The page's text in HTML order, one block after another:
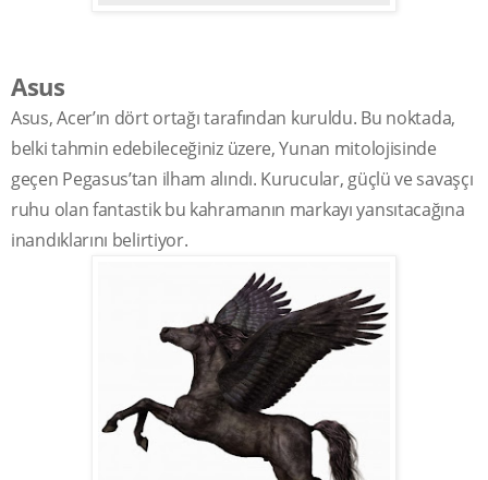
Asus
Asus, Acer’ın dört ortağı tarafından kuruldu. Bu noktada,
belki tahmin edebileceğiniz üzere, Yunan mitolojisinde
geçen Pegasus’tan ilham alındı. Kurucular, güçlü ve savaşçı
ruhu olan fantastik bu kahramanın markayı yansıtacağına
inandıklarını belirtiyor.